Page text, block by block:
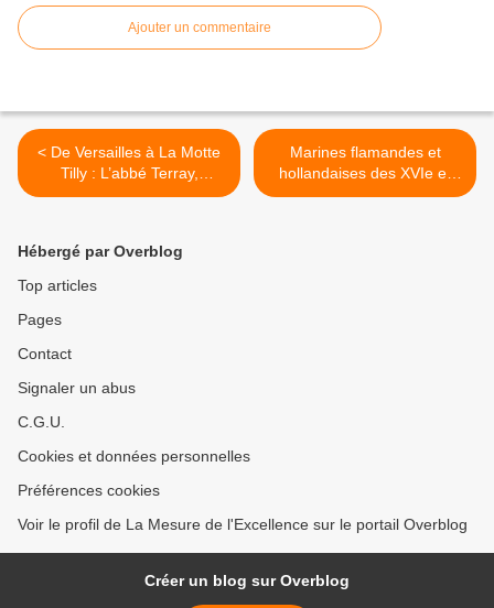
Ajouter un commentaire
< De Versailles à La Motte
Tilly : L’abbé Terray,
ministre de Louis XV.
Marines flamandes et
hollandaises des XVIe et
XVIIe siècles >
Hébergé par Overblog
Top articles
Pages
Contact
Signaler un abus
C.G.U.
Cookies et données personnelles
Préférences cookies
Voir le profil de La Mesure de l'Excellence sur le portail Overblog
Créer un blog sur Overblog